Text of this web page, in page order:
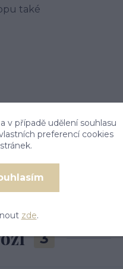
také
3
v případě udělení souhlasu
preferencí cookies
zde.